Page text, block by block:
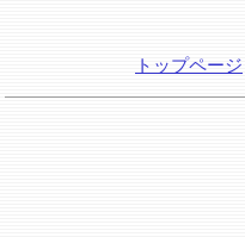
トップページ